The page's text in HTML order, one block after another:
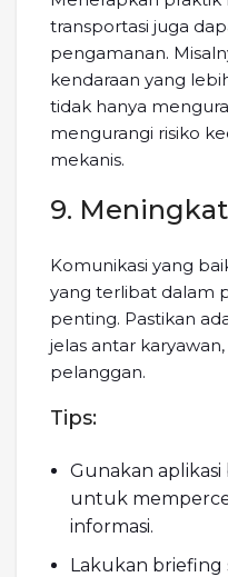
transportasi juga
pengamanan.
kendaraan yang
tidak hanya
mengurangi risiko
mekanis.
9.
Komunikasi yang
yang terlibat dalam
penting. Pastikan
jelas antar
pelanggan.
Tips:
Gunakan aplikasi
untuk
informasi.
Lakukan